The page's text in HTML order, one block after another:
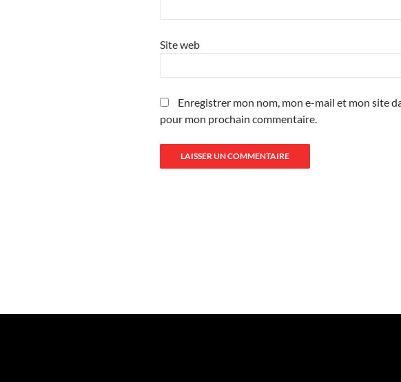
Site web
Enregistrer mon nom, mon e-mail et mon site
pour mon prochain commentaire.